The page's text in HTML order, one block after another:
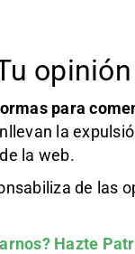
opinión
para
la
la web.
de las
Hazte